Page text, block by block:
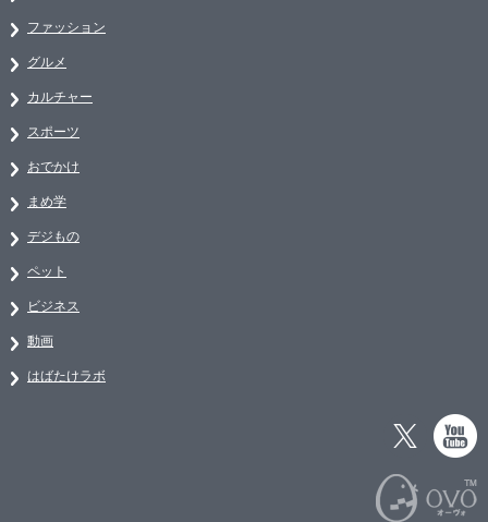
ファッション
グルメ
カルチャー
スポーツ
おでかけ
まめ学
デジもの
ペット
ビジネス
動画
はばたけラボ